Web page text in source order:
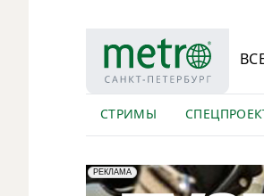
СТРИМЫ
erid: LdtCK5Efv
РЕКЛАМА
АО "ГАТР", ИНН: 7841320717